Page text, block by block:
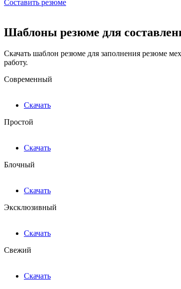
Составить резюме
Шаблоны резюме для
Скачать шаблон резюме для заполнения резюме
работу.
Современный
Скачать
Простой
Скачать
Блочный
Скачать
Эксклюзивный
Скачать
Свежий
Скачать